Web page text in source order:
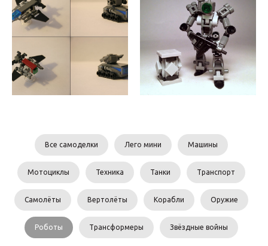
Все самоделки Лего мини Машины
Мотоциклы Техника Танки Транспорт
Самолёты Вертолёты Корабли Оружие
Роботы Трансформеры Звёздные войны